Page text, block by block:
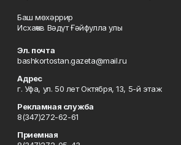
Баш мөхәррир
Исхаҡов Вәдүт Ғәйфулла улы
Эл. почта
bashkortostan.gazeta@mail.ru
Адрес
г. Уфа, ул. 50 лет Октября, 13, 5-й этаж
Рекламная служба
8(347)272-62-61
Приемная